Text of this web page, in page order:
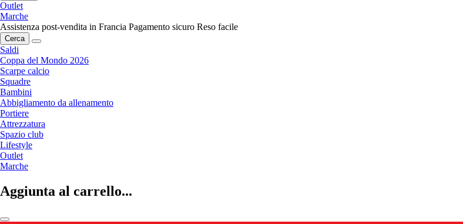
Outlet
Marche
Assistenza post-vendita in Francia Pagamento sicuro Reso facile
Cerca
Saldi
Coppa del Mondo 2026
Scarpe calcio
Squadre
Bambini
Abbigliamento da allenamento
Portiere
Attrezzatura
Spazio club
Lifestyle
Outlet
Marche
Aggiunta al carrello...